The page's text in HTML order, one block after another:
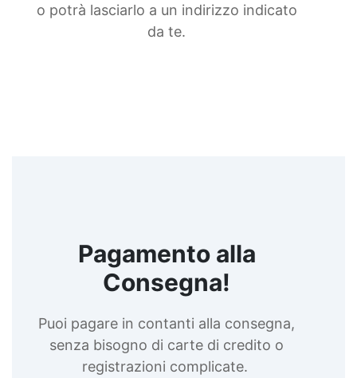
o potrà lasciarlo a un indirizzo indicato
da te.
Pagamento alla
Consegna!
Puoi pagare in contanti alla consegna,
senza bisogno di carte di credito o
registrazioni complicate.